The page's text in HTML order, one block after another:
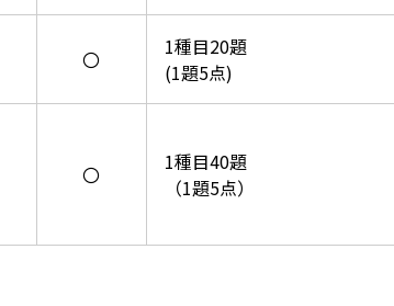
〇
1種目20題
(1題5点)
〇
1種目40題
（1題5点）